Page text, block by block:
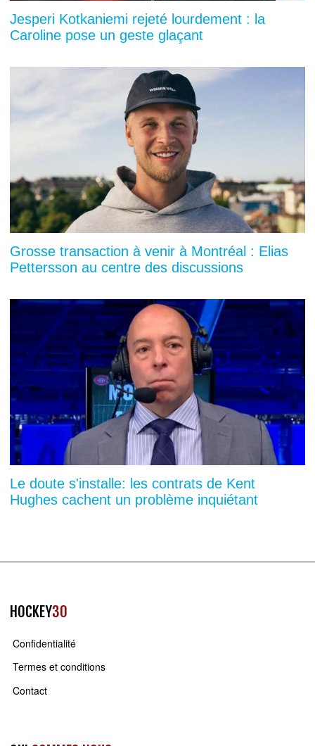
Jesperi Kotkaniemi rejeté lourdement : la
Caroline pose un geste glaçant
Grosse transaction à venir à Montréal : Elias
Pettersson au centre des discussions
Le doute s'installe: les contrats de Kent
Hughes cachent un problème inquiétant
HOCKEY30
Confidentialité
Termes et conditions
Contact